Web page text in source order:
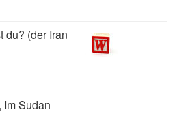
du? (der Iran
Im Sudan